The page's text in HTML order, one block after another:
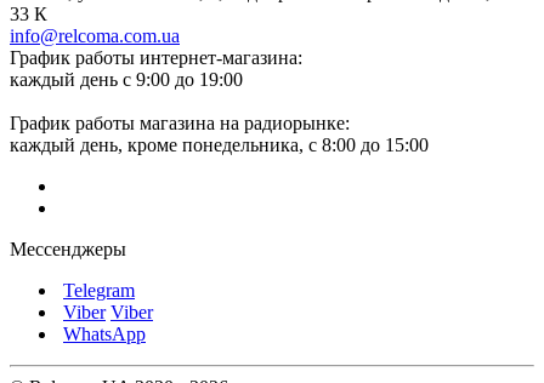
33 К
info@relcoma.com.ua
График работы интернет-магазина:
каждый день с 9:00 до 19:00
График работы магазина на радиорынке:
каждый день, кроме понедельника, с 8:00 до 15:00
Мессенджеры
Telegram
Viber Viber
WhatsApp